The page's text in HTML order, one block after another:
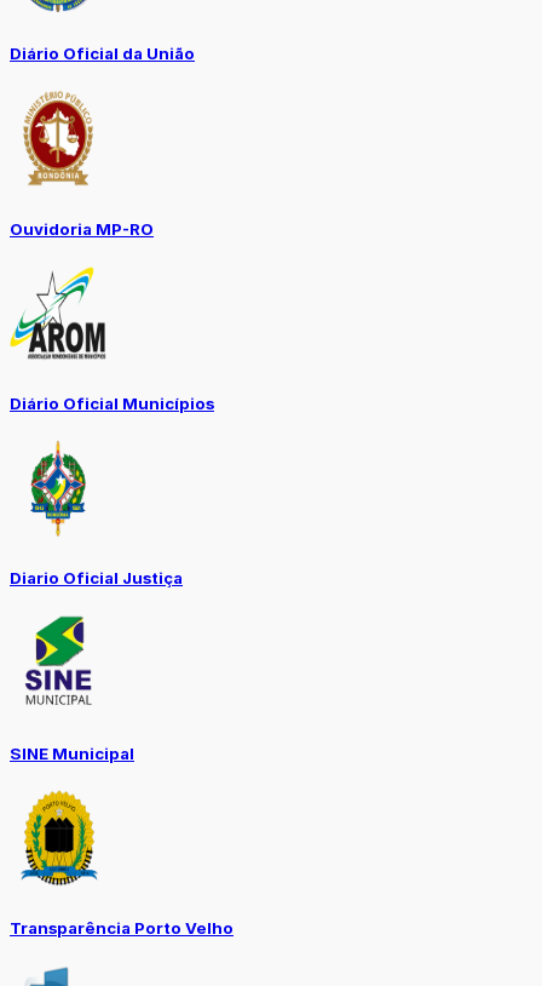
Diário Oficial da União
Ouvidoria MP-RO
Diário Oficial Municípios
Diario Oficial Justiça
SINE Municipal
Transparência Porto Velho